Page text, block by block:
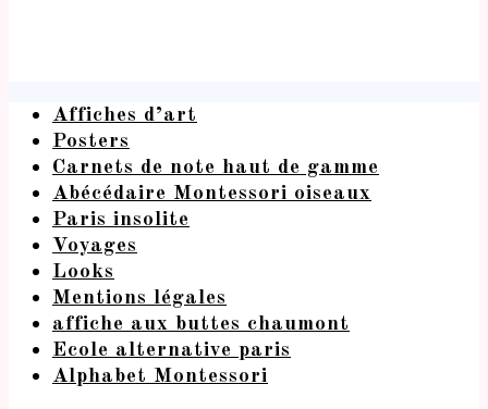
Affiches d’art
Posters
Carnets de note haut de gamme
Abécédaire Montessori oiseaux
Paris insolite
Voyages
Looks
Mentions légales
affiche aux buttes chaumont
Ecole alternative paris
Alphabet Montessori